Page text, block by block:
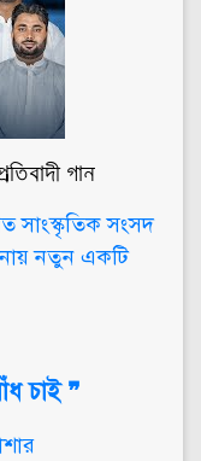
গান
সাংস্কৃতিক সংসদ
নতুন একটি
চাই ❞